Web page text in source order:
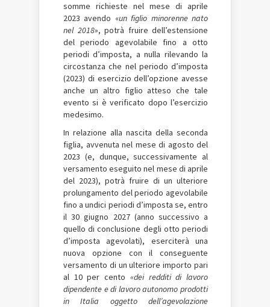
somme richieste nel mese di aprile
2023 avendo «un figlio minorenne nato
nel 2018», potrà fruire dell’estensione
del periodo agevolabile fino a otto
periodi d’imposta, a nulla rilevando la
circostanza che nel periodo d’imposta
(2023) di esercizio dell’opzione avesse
anche un altro figlio atteso che tale
evento si è verificato dopo l’esercizio
medesimo.
In relazione alla nascita della seconda
figlia, avvenuta nel mese di agosto del
2023 (e, dunque, successivamente al
versamento eseguito nel mese di aprile
del 2023), potrà fruire di un ulteriore
prolungamento del periodo agevolabile
fino a undici periodi d’imposta se, entro
il 30 giugno 2027 (anno successivo a
quello di conclusione degli otto periodi
d’imposta agevolati), eserciterà una
nuova opzione con il conseguente
versamento di un ulteriore importo pari
al 10 per cento «dei redditi di lavoro
dipendente e di lavoro autonomo prodotti
in Italia oggetto dell’agevolazione